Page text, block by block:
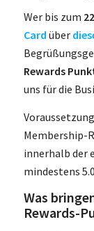
Wer bis zum
Card über
Rewards
uns für die
Membership-
innerhalb der
mindestens
Was
Rewards-